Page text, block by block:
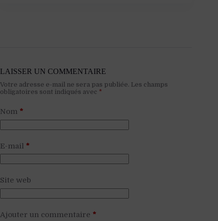
LAISSER UN COMMENTAIRE
Votre adresse e-mail ne sera pas publiée. Les champs
obligatoires sont indiqués avec *
Nom *
E-mail *
Site web
Ajouter un commentaire *